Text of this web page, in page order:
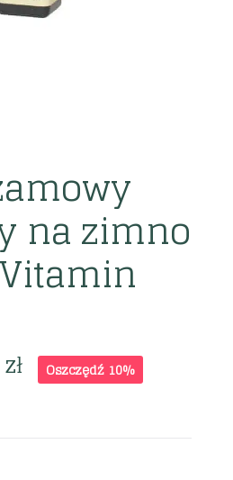
na zimno
zł Oszczędź 10%